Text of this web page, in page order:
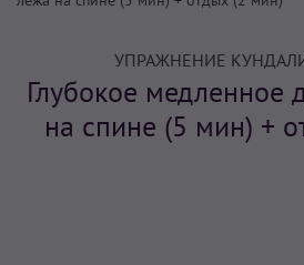
УПРАЖНЕНИЕ
Глубокое медленное
на спине (5 мин) +